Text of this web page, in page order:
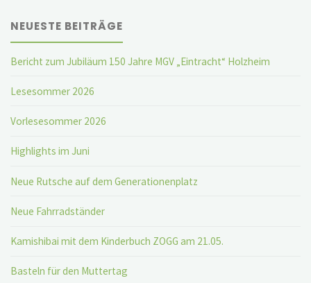
NEUESTE BEITRÄGE
Bericht zum Jubiläum 150 Jahre MGV „Eintracht“ Holzheim
Lesesommer 2026
Vorlesesommer 2026
Highlights im Juni
Neue Rutsche auf dem Generationenplatz
Neue Fahrradständer
Kamishibai mit dem Kinderbuch ZOGG am 21.05.
Basteln für den Muttertag